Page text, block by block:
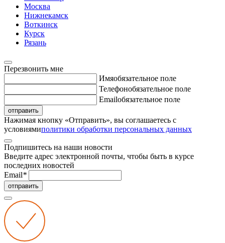
Москва
Нижнекамск
Воткинск
Курск
Рязань
Перезвонить мне
Имяобязательное поле
Телефонобязательное поле
Emailобязательное поле
отправить
Нажимая кнопку «Отправить», вы соглашаетесь с
условиямиполитики обработки персональных данных
Подпишитесь на наши новости
Введите адрес электронной почты, чтобы быть в курсе
последних новостей
Email*
отправить